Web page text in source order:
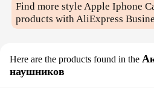
Find more styleApple Iphone
products with AliExpress
Here are the products found in the
наушников